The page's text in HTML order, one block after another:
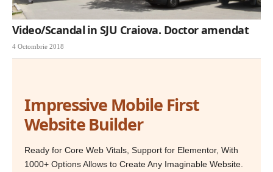
Video/Scandal in SJU Craiova. Doctor amendat
4 Octombrie 2018
Impressive Mobile First
Website Builder
Ready for Core Web Vitals, Support for Elementor, With
1000+ Options Allows to Create Any Imaginable Website.